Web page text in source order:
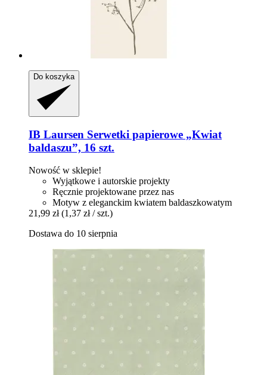
Do koszyka
IB Laursen Serwetki papierowe „Kwiat
baldaszu”, 16 szt.
Nowość w sklepie!
Wyjątkowe i autorskie projekty
Ręcznie projektowane przez nas
Motyw z eleganckim kwiatem baldaszkowatym
21,99 zł (1,37 zł / szt.)
Dostawa do 10 sierpnia